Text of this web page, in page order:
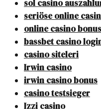
sol casino
seriöse online
online casino bonus
bassbet casino
casino siteleri
Irwin casino
irwin casino bonus
casino testsieger
Izzi casino